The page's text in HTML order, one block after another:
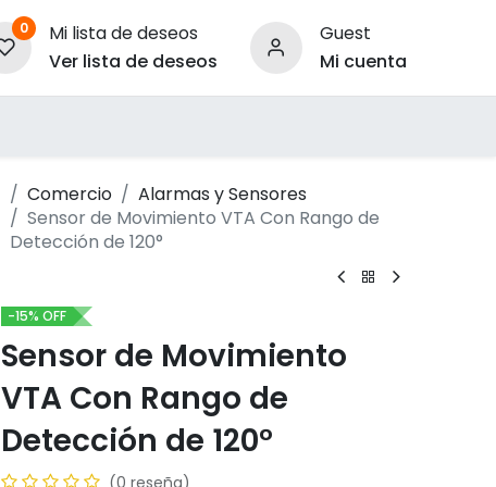
0
Mi lista de deseos
Ver lista de deseos
Guest
Mi cuenta
Comercio
Alarmas y Sensores
Sensor de Movimiento VTA Con Rango de
Detección de 120°
-15% OFF
Sensor de Movimiento
VTA Con Rango de
Detección de 120°
(0 reseña)